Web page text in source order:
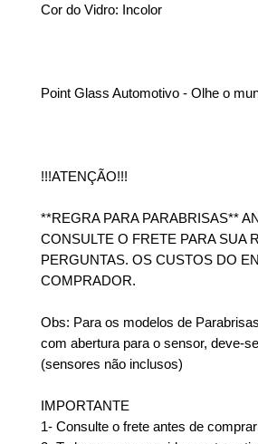
Cor do Vidro: Incolor
Point Glass Automotivo - Olhe o
!!!ATENÇÃO!!!
**REGRA PARA PARABRISAS**
CONSULTE O FRETE PARA SUA
PERGUNTAS. OS CUSTOS DO
COMPRADOR.
Obs: Para os modelos de
com abertura para o sensor, deve-
(sensores não inclusos)
IMPORTANTE
1- Consulte o frete antes de